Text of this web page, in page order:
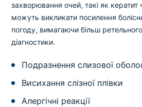
захворювання очей, такі як
можуть викликати посилення
погоду, вимагаючи більш ретельного
діагностики.
Подразнення слизової
Висихання слізної плівки
Алергічні реакції